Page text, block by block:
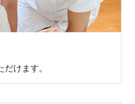
けます。